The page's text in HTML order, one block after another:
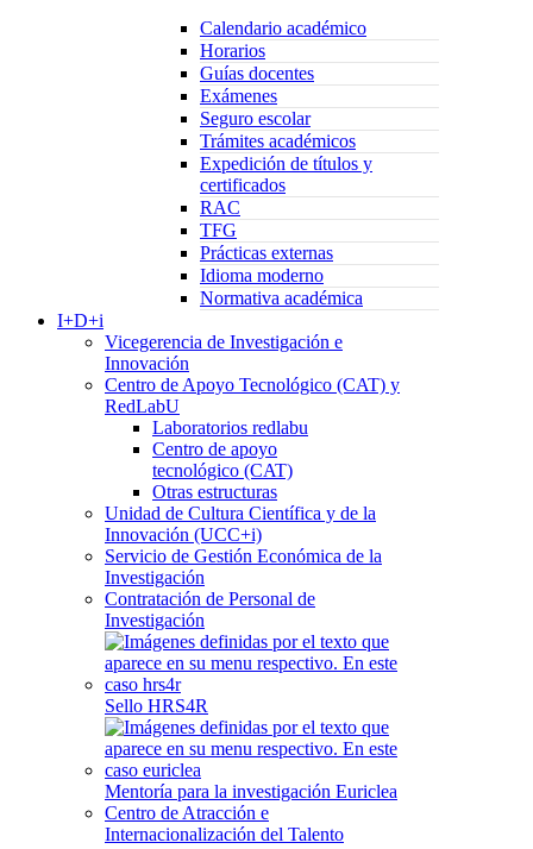
Calendario académico
Horarios
Guías docentes
Exámenes
Seguro escolar
Trámites académicos
Expedición de títulos y
certificados
RAC
TFG
Prácticas externas
Idioma moderno
Normativa académica
I+D+i
Vicegerencia de Investigación e
Innovación
Centro de Apoyo Tecnológico (CAT) y
RedLabU
Laboratorios redlabu
Centro de apoyo
tecnológico (CAT)
Otras estructuras
Unidad de Cultura Científica y de la
Innovación (UCC+i)
Servicio de Gestión Económica de la
Investigación
Contratación de Personal de
Investigación
Sello HRS4R
Mentoría para la investigación Euriclea
Centro de Atracción e
Internacionalización del Talento